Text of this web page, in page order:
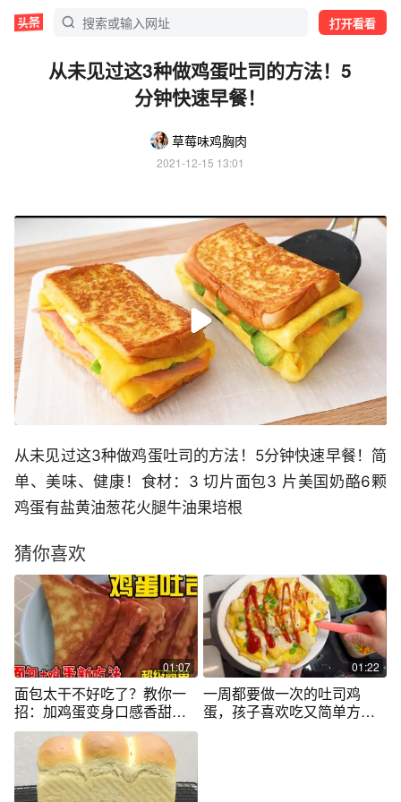
打开看看
从未见过这3种做鸡蛋吐司的方法！5
分钟快速早餐！
草莓味鸡胸肉
2021-12-15 13:01
从未见过这3种做鸡蛋吐司的方法！5分钟快速早餐！简
单、美味、健康！食材：3 切片面包3 片美国奶酪6颗
鸡蛋有盐黄油葱花火腿牛油果培根
猜你喜欢
01:07
面包太干不好吃了？教你一
招：加鸡蛋变身口感香甜的
鸡蛋吐司哦！
01:22
一周都要做一次的吐司鸡
蛋，孩子喜欢吃又简单方